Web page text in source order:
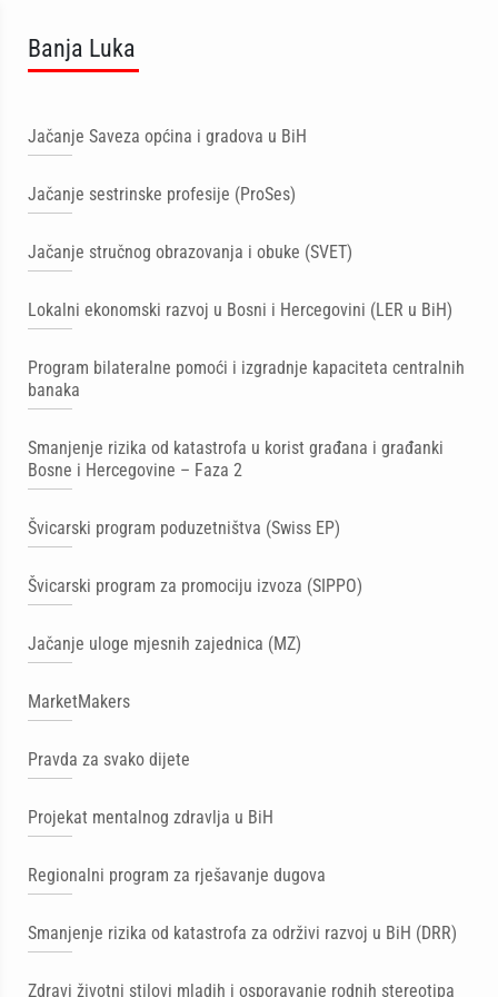
Banja Luka
Jačanje Saveza općina i gradova u BiH
Jačanje sestrinske profesije (ProSes)
Jačanje stručnog obrazovanja i obuke (SVET)
Lokalni ekonomski razvoj u Bosni i Hercegovini (LER u BiH)
Program bilateralne pomoći i izgradnje kapaciteta centralnih
banaka
Smanjenje rizika od katastrofa u korist građana i građanki
Bosne i Hercegovine – Faza 2
Švicarski program poduzetništva (Swiss EP)
Švicarski program za promociju izvoza (SIPPO)
Jačanje uloge mjesnih zajednica (MZ)
MarketMakers
Pravda za svako dijete
Projekat mentalnog zdravlja u BiH
Regionalni program za rješavanje dugova
Smanjenje rizika od katastrofa za održivi razvoj u BiH (DRR)
Zdravi životni stilovi mladih i osporavanje rodnih stereotipa